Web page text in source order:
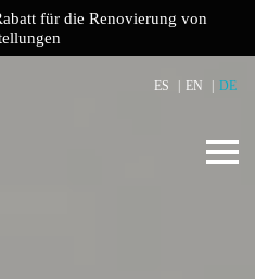
für die Renovierung von
ES EN DE